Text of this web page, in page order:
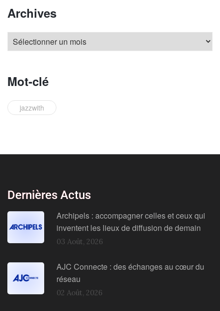
Archives
Mot-clé
jazzwith
Dernières Actus
Archipels : accompagner celles et ceux qui
inventent les lieux de diffusion de demain
03 Août, 2026
AJC Connecte : des échanges au cœur du
réseau
02 Août, 2026